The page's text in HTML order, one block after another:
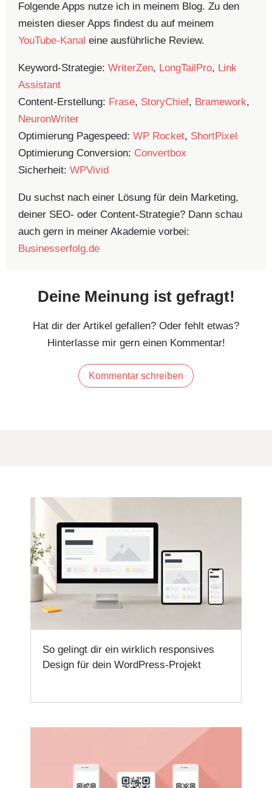
Folgende Apps nutze ich in meinem Blog. Zu den
meisten dieser Apps findest du auf meinem
YouTube-Kanal eine ausführliche Review.
Keyword-Strategie: WriterZen, LongTailPro, Link
Assistant
Content-Erstellung: Frase, StoryChief, Bramework,
NeuronWriter
Optimierung Pagespeed: WP Rocket, ShortPixel
Optimierung Conversion: Convertbox
Sicherheit: WPVivid
Du suchst nach einer Lösung für dein Marketing,
deiner SEO- oder Content-Strategie? Dann schau
auch gern in meiner Akademie vorbei:
Businesserfolg.de
Deine Meinung ist gefragt!
Hat dir der Artikel gefallen? Oder fehlt etwas?
Hinterlasse mir gern einen Kommentar!
Kommentar schreiben
So gelingt dir ein wirklich responsives
Design für dein WordPress-Projekt